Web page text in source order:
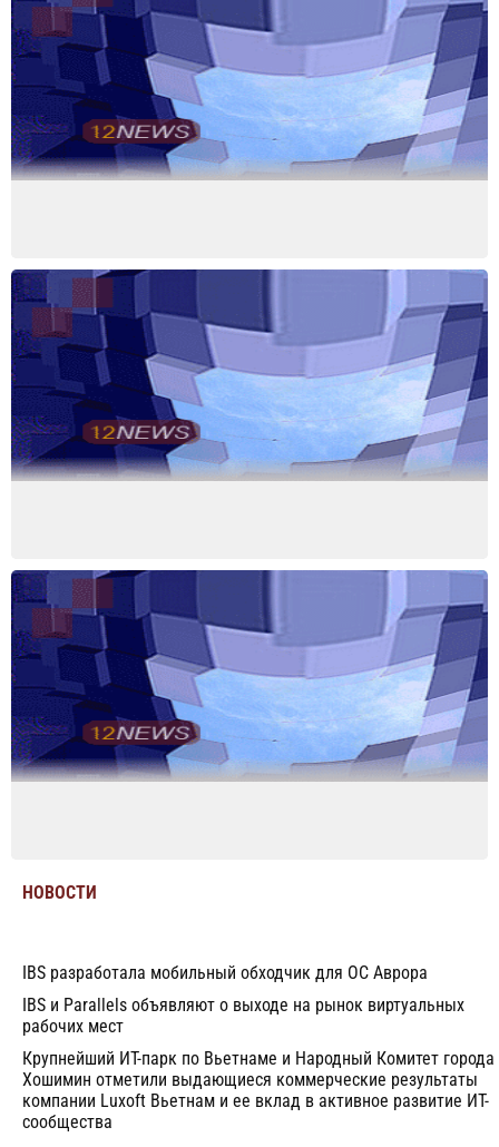
НОВОСТИ
IBS разработала мобильный обходчик для ОС Аврора
IBS и Parallels объявляют о выходе на рынок виртуальных
рабочих мест
Крупнейший ИТ-парк по Вьетнаме и Народный Комитет города
Хошимин отметили выдающиеся коммерческие результаты
компании Luxoft Вьетнам и ее вклад в активное развитие ИТ-
сообщества